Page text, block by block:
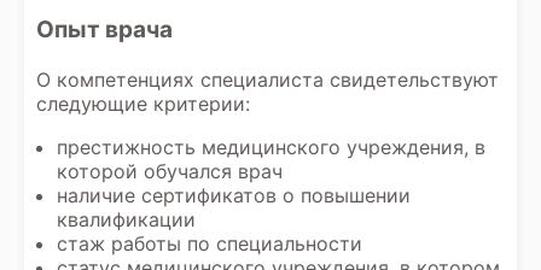
Опыт врача
О компетенциях специалиста свидетельствуют
следующие критерии:
престижность медицинского учреждения, в
которой обучался врач
наличие сертификатов о повышении
квалификации
стаж работы по специальности